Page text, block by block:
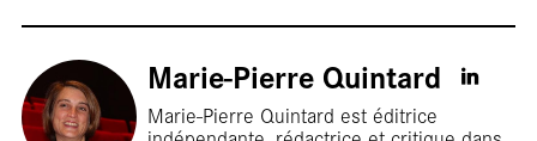
Marie-Pierre Quintard
Marie-Pierre Quintard est éditrice